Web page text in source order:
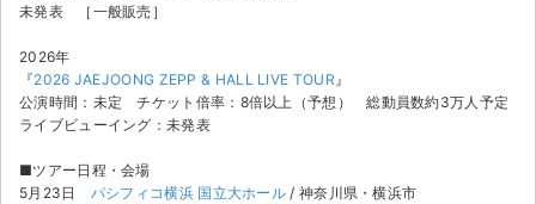
未発表 ［一般販売］
2026年
『2026 JAEJOONG ZEPP & HALL LIVE TOUR』
公演時間：未定 チケット倍率：8倍以上（予想） 総動員数約3万人予定
ライブビューイング：未発表
■ツアー日程・会場
5月23日 パシフィコ横浜 国立大ホール / 神奈川県・横浜市